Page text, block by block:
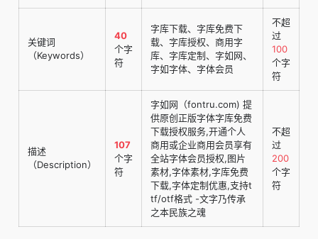
关键词
（Keywords）
40
个字
符
字库下载、字库免费下
载、字库授权、商用字
库、字库定制、字如网、
字如字体、字体会员
不超
过
100
个字
符
描述
（Description）
107
个字
符
字如网（fontru.com) 提
供原创正版字体字库免费
下载授权服务,开通个人
商用或企业商用会员享有
全站字体会员授权,图片
素材,字体素材,字库免费
下载,字体定制优惠,支持t
tf/otf格式 -文字乃传承
之本民族之魂
不超
过
200
个字
符